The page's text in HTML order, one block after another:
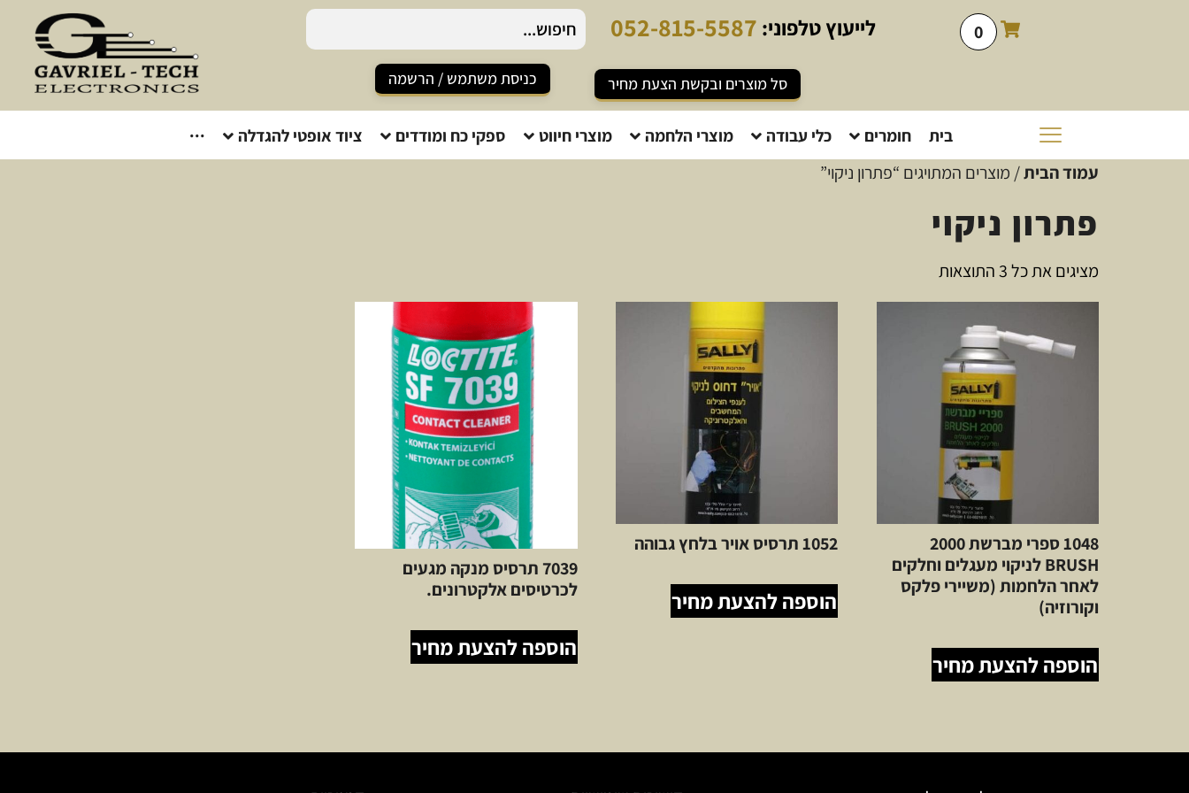
0 לייעוץטלפוני: 052-815-5587
סל מוצרים ובקשת הצעת מחיר כניסת משתמש / הרשמה
בית חומרים כלי עבודה מוצרי הלחמה מוצרי חיווט ספקי כח ומודדים ציוד אופטי להגדלה ···
עמוד הבית/ מוצרים המתויגים “פתרון ניקוי”
פתרון ניקוי
מציגים את כל ⁦3⁩ התוצאות
1048 ספרי מברשת 2000
BRUSH לניקוי מעגלים וחלקים
לאחר הלחמות (משיירי פלקס
וקורוזיה)
הוספה להצעת מחיר
1052 תרסיס אויר בלחץ גבוהה
הוספה להצעת מחיר
7039 תרסיס מנקה מגעים
לכרטיסים אלקטרונים.
הוספה להצעת מחיר